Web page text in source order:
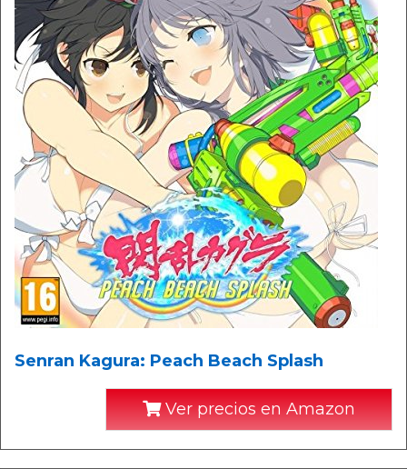
Senran Kagura: Peach Beach Splash
Ver precios en Amazon